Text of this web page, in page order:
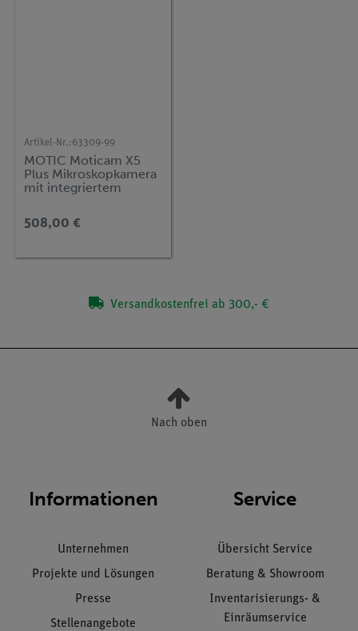
Artikel-Nr.:63309-99
MOTIC Moticam X5
Plus Mikroskopkamera
mit integriertem
Mpixel
508,00 €
Versandkostenfrei ab 300,- €
Nach oben
Informationen
Unternehmen
Projekte und Lösungen
Presse
Stellenangebote
Service
Übersicht Service
Beratung & Showroom
Inventarisierungs- &
Einräumservice